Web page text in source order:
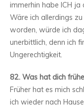
immerhin habe ICH ja
Wäre ich allerdings
worden, würde ich
unerbittlich, denn ich
Ungerechtigkeit.
82. Was hat dich
Früher hat es mich
ich wieder nach